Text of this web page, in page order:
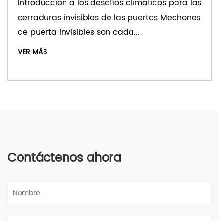
los desafíos climáticos para las
de las puertas Mechones
son cada...
Introducción
Contáctenos ahora